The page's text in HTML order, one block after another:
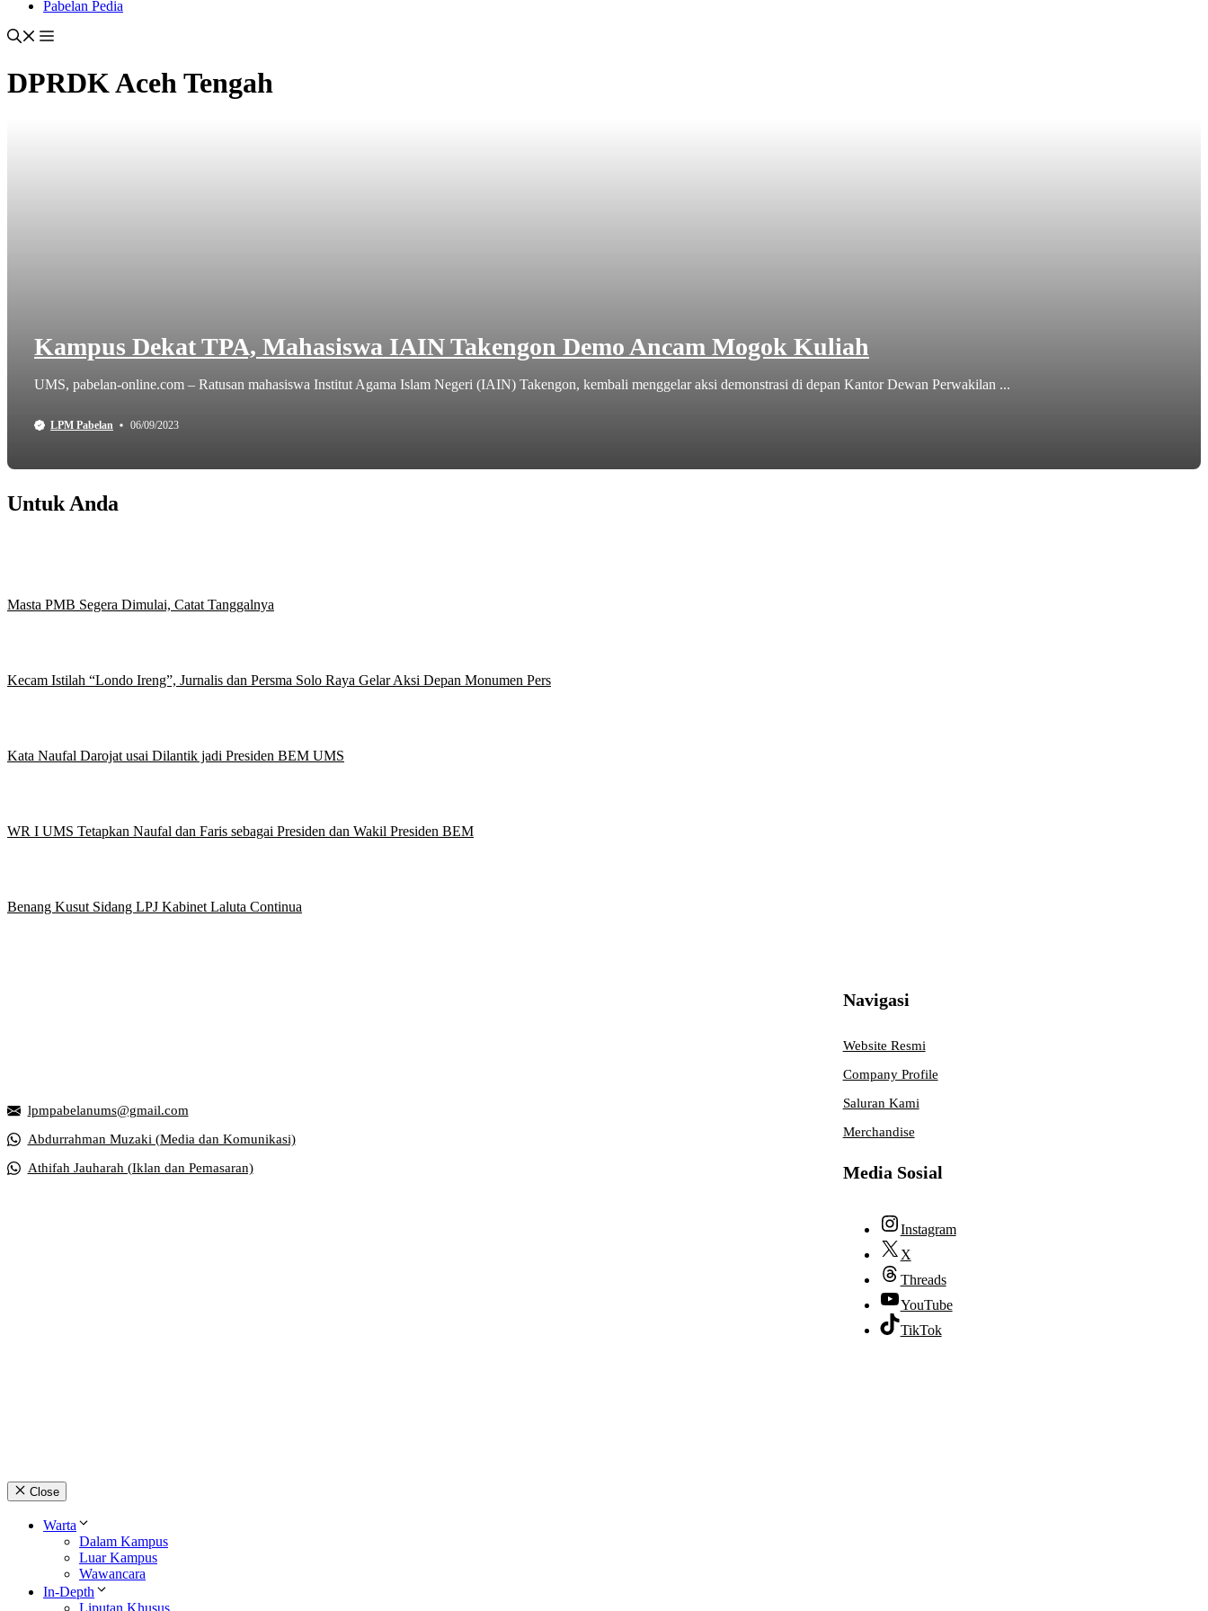
Pabelan Pedia
DPRDK Aceh Tengah
Kampus Dekat TPA, Mahasiswa IAIN Takengon Demo Ancam Mogok Kuliah
UMS, pabelan-online.com – Ratusan mahasiswa Institut Agama Islam Negeri (IAIN) Takengon, kembali menggelar aksi demonstrasi di depan Kantor Dewan Perwakilan ...
LPM Pabelan 06/09/2023
Untuk Anda
Masta PMB Segera Dimulai, Catat Tanggalnya
Kecam Istilah “Londo Ireng”, Jurnalis dan Persma Solo Raya Gelar Aksi Depan Monumen Pers
Kata Naufal Darojat usai Dilantik jadi Presiden BEM UMS
WR I UMS Tetapkan Naufal dan Faris sebagai Presiden dan Wakil Presiden BEM
Benang Kusut Sidang LPJ Kabinet Laluta Continua
lpmpabelanums@gmail.com
Abdurrahman Muzaki (Media dan Komunikasi)
Athifah Jauharah (Iklan dan Pemasaran)
Navigasi
Website Resmi
Company Profile
Saluran Kami
Merchandise
Media Sosial
Instagram
X
Threads
YouTube
TikTok
Close
Warta
Dalam Kampus
Luar Kampus
Wawancara
In-Depth